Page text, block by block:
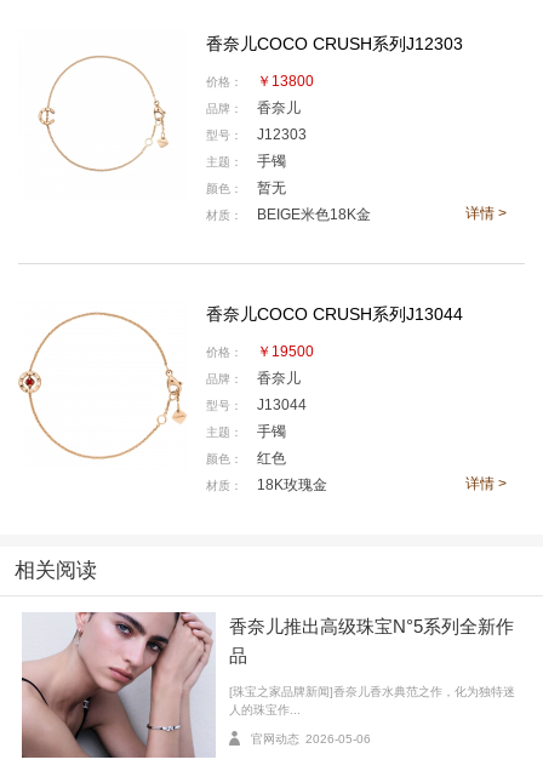
凡，将力量与精美、简洁与饱满、柔和与鲜明相结合。
香奈儿COCO CRUSH系列J12303
价格： ￥13800
品牌： 香奈儿
型号： J12303
主题： 手镯
颜色： 暂无
材质： BEIGE米色18K金 详情 >
香奈儿COCO CRUSH系列J13044
价格： ￥19500
品牌： 香奈儿
型号： J13044
主题： 手镯
颜色： 红色
材质： 18K玫瑰金 详情 >
相关阅读
香奈儿推出高级珠宝N°5系列全新作
品
[珠宝之家品牌新闻]香奈儿香水典范之作，化为独特迷
人的珠宝作...
官网动态 2026-05-06